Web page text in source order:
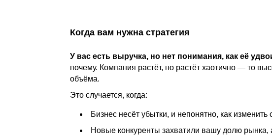
Когда вам нужна стратегия
У вас есть выручка, но нет понимания, как её
почему. Компания растёт, но растёт хаотично — то
объёма.
Это случается, когда:
Бизнес несёт убытки, и непонятно, как изменить
Новые конкуренты захватили вашу долю